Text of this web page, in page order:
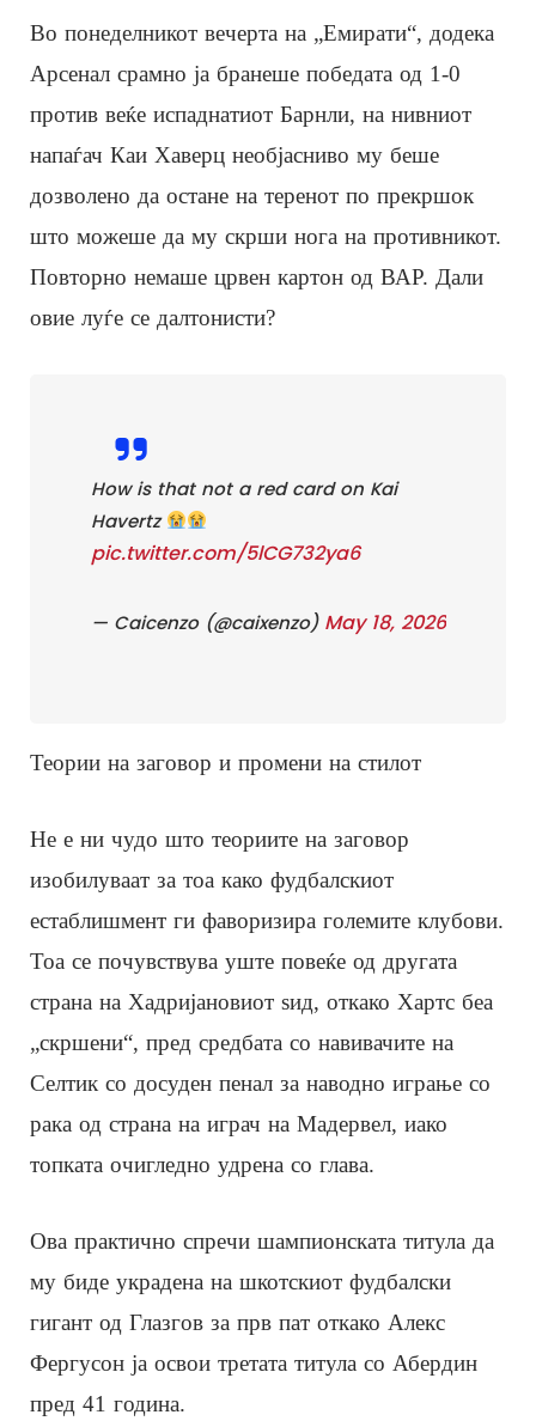
Во понеделникот вечерта на „Емирати“, додека
Арсенал срамно ја бранеше победата од 1-0
против веќе испаднатиот Барнли, на нивниот
напаѓач Каи Хаверц необјасниво му беше
дозволено да остане на теренот по прекршок
што можеше да му скрши нога на противникот.
Повторно немаше црвен картон од ВАР. Дали
овие луѓе се далтонисти?
How is that not a red card on Kai
Havertz
pic.twitter.com/5lCG732ya6
— Caicenzo (@caixenzo) May 18, 2026
Теории на заговор и промени на стилот
Не е ни чудо што теориите на заговор
изобилуваат за тоа како фудбалскиот
естаблишмент ги фаворизира големите клубови.
Тоа се почувствува уште повеќе од другата
страна на Хадријановиот ѕид, откако Хартс беа
„скршени“, пред средбата со навивачите на
Селтик со досуден пенал за наводно играње со
рака од страна на играч на Мадервел, иако
топката очигледно удрена со глава.
Ова практично спречи шампионската титула да
му биде украдена на шкотскиот фудбалски
гигант од Глазгов за прв пат откако Алекс
Фергусон ја освои третата титула со Абердин
пред 41 година.